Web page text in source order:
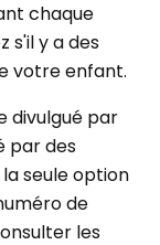
chaque
s'il y a des
votre enfant.
divulgué par
par des
seule option
de
les